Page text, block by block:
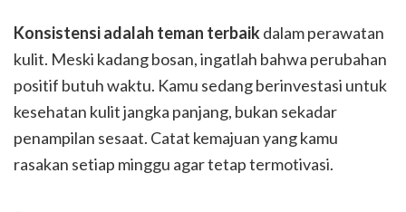
Konsistensi adalah teman terbaikdalam perawatan
kulit. Meski kadang bosan, ingatlah bahwa perubahan
positif butuh waktu. Kamu sedang berinvestasi untuk
kesehatan kulit jangka panjang, bukan sekadar
penampilan sesaat. Catat kemajuan yang kamu
rasakan setiap minggu agar tetap termotivasi.